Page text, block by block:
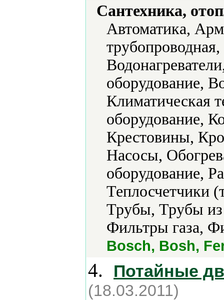
Сантехника,
Автоматика,
оборудование,
Климатическая
оборудование,
Крестовины,
Насосы,
оборудование,
Теплосчетчики
Трубы, Трубы
Фильтры газа,
Bosch, Bosh,
4. Потайные
(18.03.2011)